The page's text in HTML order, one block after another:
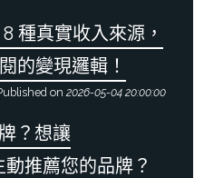
種真實收入來源，
的變現邏輯！
on 2026-05-04 20:00:00
？想讓
推薦您的品牌？